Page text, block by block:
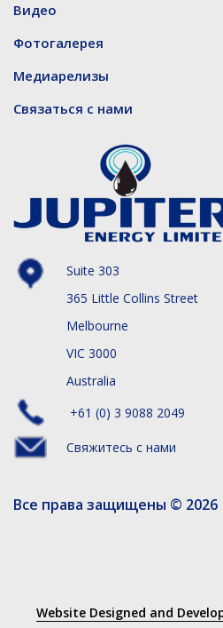
Suite 303
365 Little Collins Street
Melbourne
VIC 3000
Australia
+61 (0) 3 9088 2049
Свяжитесь с нами
Все права защищены © 2026
Видео
Фотогалерея
Медиарелизы
Связаться с нами
Website Designed and